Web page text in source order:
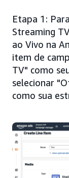
Etapa 1:
Streaming
ao Vivo na
item de
TV" como
selecionar
como sua